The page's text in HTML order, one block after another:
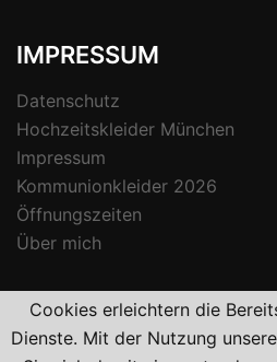
IMPRESSUM
Datenschutz
Hochzeitskleider München
Impressum
Kommunionkleider 2026
Öffnungszeiten
Über mich
Cookies erleichtern die
Dienste. Mit der Nutzung